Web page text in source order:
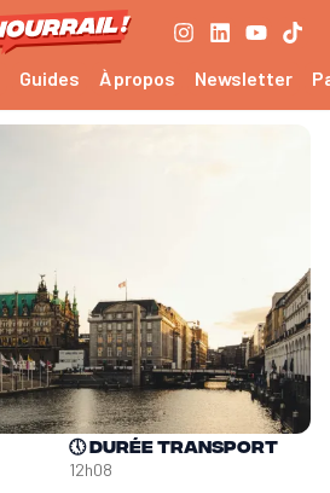
Guides À propos Newsletter
🕔Durée transport
12h08